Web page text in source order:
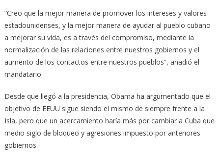
“Creo que la mejor manera de promover los intereses y valores
estadounidenses, y la mejor manera de ayudar al pueblo cubano
a mejorar su vida, es a través del compromiso, mediante la
normalización de las relaciones entre nuestros gobiernos y el
aumento de los contactos entre nuestros pueblos”, añadió el
mandatario.
Desde que llegó a la presidencia, Obama ha argumentado que el
objetivo de EEUU sigue siendo el mismo de siempre frente a la
Isla, pero que un acercamiento haría más por cambiar a Cuba que
medio siglo de bloqueo y agresiones impuesto por anteriores
gobiernos.